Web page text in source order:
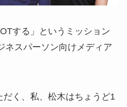
する」というミッション
ネスパーソン向けメディア
く、私、松木はちょうど1